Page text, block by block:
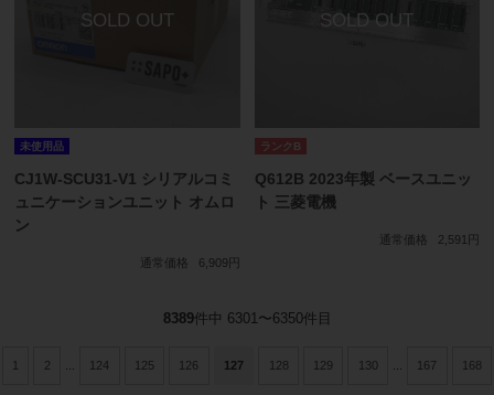
未使用品
CJ1W-SCU31-V1 シリアルコミ
ュニケーションユニット オムロ
ン
通常価格 6,909円
ランクB
Q612B 2023年製 ベースユニッ
ト 三菱電機
通常価格 2,591円
8389件中 6301〜6350件目
1 2 124 125 126 127 128 129 130 167 168